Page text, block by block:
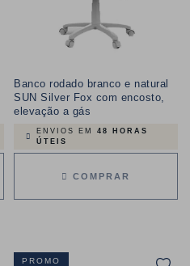
Banco rodado branco e natural
SUN Silver Fox com encosto,
elevação a gás
ENVIOS EM 48 HORAS
ÚTEIS
COMPRAR
PROMO